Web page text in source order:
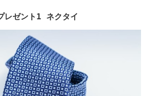
レゼント1 ネクタイ